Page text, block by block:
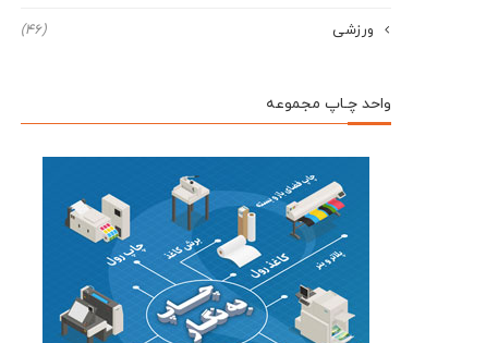
ورزشی (46)
واحد چـاپ مجموعه